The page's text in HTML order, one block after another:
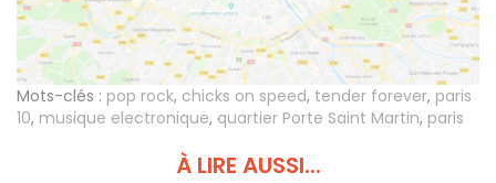
Mots-clés : pop rock, chicks on speed, tender forever, paris
10, musique electronique, quartier Porte Saint Martin, paris
À LIRE AUSSI...